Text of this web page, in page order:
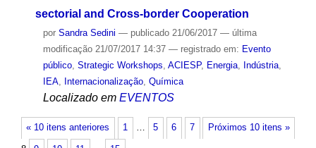
sectorial and Cross-border Cooperation
por Sandra Sedini — publicado21/06/2017 — última
modificação21/07/2017 14:37 — registrado em: Evento
público, Strategic Workshops, ACIESP, Energia, Indústria,
IEA, Internacionalização, Química
Localizado em EVENTOS
« 10 itens anteriores Próximos 10 itens »
1 … 5 6 7